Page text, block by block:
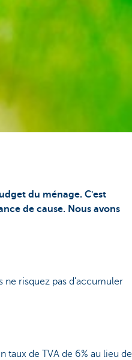
du ménage. C'est
de cause. Nous avons
ne risquez pas d'accumuler
taux de TVA de 6% au lieu de